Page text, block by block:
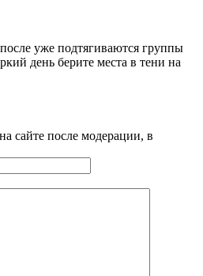
уже подтягиваются группы
день берите места в тени на
сайте после модерации, в